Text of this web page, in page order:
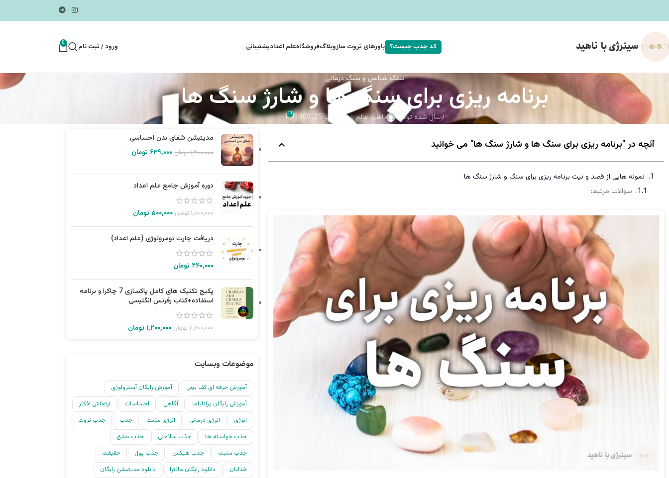
کد جذب چیست؟ باورهای ثروت سازوبلاگفروشگاهعلم اعدادپشتیبانی ورود / ثبت نام 0
سنگ شناسی و سنگ درمانی
برنامه ریزی برای سنگ ها و شارژ سنگ ها
ارسال شده توسط ناهید عالم زاده 11
آنچه در "برنامه ریزی برای سنگ ها و شارژ سنگ ها" می خوانید
نمونه هایی از قصد و نیت برنامه ریزی برای سنگ و شارژ سنگ ها
سوالات مرتبط:
مدیتیشن شفای بدن احساسی
۱,۲۰۰,۰۰۰تومان ۶۳۹,۰۰۰ تومان
دوره آموزش جامع علم اعداد
۱,۰۰۰,۰۰۰تومان ۵۰۰,۰۰۰ تومان
دریافت چارت نومرولوژی (علم اعداد)
۲۴۰,۰۰۰ تومان
پکیج تکنیک های کامل پاکسازی 7 چاکرا و برنامه
استفاده+کتاب رفرنس انگلیسی
۲,۶۰۰,۰۰۰تومان ۱,۲۰۰,۰۰۰ تومان
موضوعات وبسایت
آموزش حرفه ای کف بینی
آموزش رایگان آسترولوژی
آموزش رایگان پرانایاما
آگاهی احساسات
ارتعاش افکار
انرژی
انرژی درمانی انرژی مثبت جذب
جذب ثروت
جذب خواسته ها
جذب سلامتی
جذب عشق
جذب مثبت
جذب هیکس جذب پول
حقیقت
خدایان
دانلود رایگان مانترا
دانلود مدیتیشن رایگان